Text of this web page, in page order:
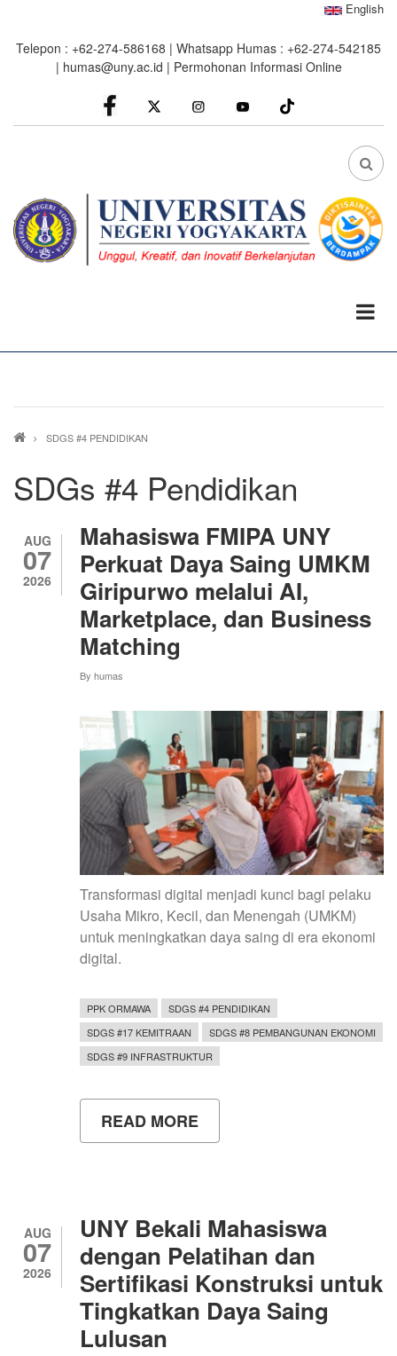
main
English
Telepon : +62-274-586168 | Whatsapp Humas : +62-274-542185
| humas@uny.ac.id | Permohonan Informasi Online
facebook
Instagram youtube
FA
Breadcrumb
SDGS #4 PENDIDIKAN
SDGs #4 Pendidikan
AUG
07
2026
Mahasiswa FMIPA UNY
Perkuat Daya Saing UMKM
Giripurwo melalui AI,
Marketplace, dan Business
Matching
By humas
Transformasi digital menjadi kunci bagi pelaku
Usaha Mikro, Kecil, dan Menengah (UMKM)
untuk meningkatkan daya saing di era ekonomi
digital.
PPK ORMAWA
SDGS #4 PENDIDIKAN
SDGS #17 KEMITRAAN
SDGS #8 PEMBANGUNAN EKONOMI
SDGS #9 INFRASTRUKTUR
READ MORE
MAHASISWA
SAING
UMKM
GIRIPURWO
MELALUI
AI,
MARKETPLACE,
DAN
BUSINESS
AUG
07
2026
UNY Bekali Mahasiswa
dengan Pelatihan dan
Sertifikasi Konstruksi untuk
Tingkatkan Daya Saing
Lulusan